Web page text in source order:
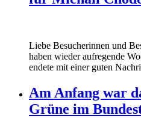
Liebe Besucherinnen und
haben wieder aufregende
endete mit einer guten
Am Anfang war
Grüne im